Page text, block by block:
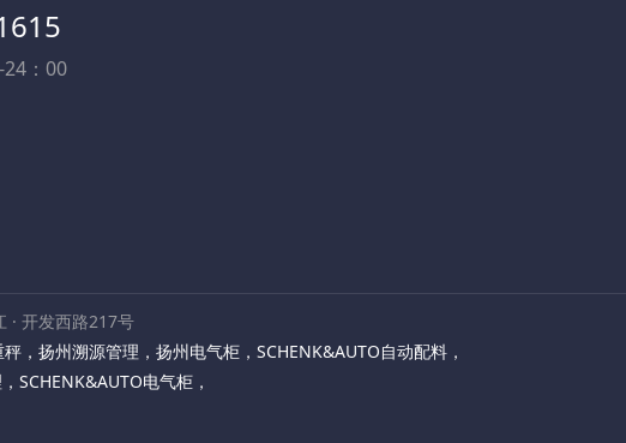
24：00
· 开发西路217号
秤， 扬州溯源管理 ， 扬州电气柜， SCHENK&AUTO自动配料，
， SCHENK&AUTO电气柜 ，